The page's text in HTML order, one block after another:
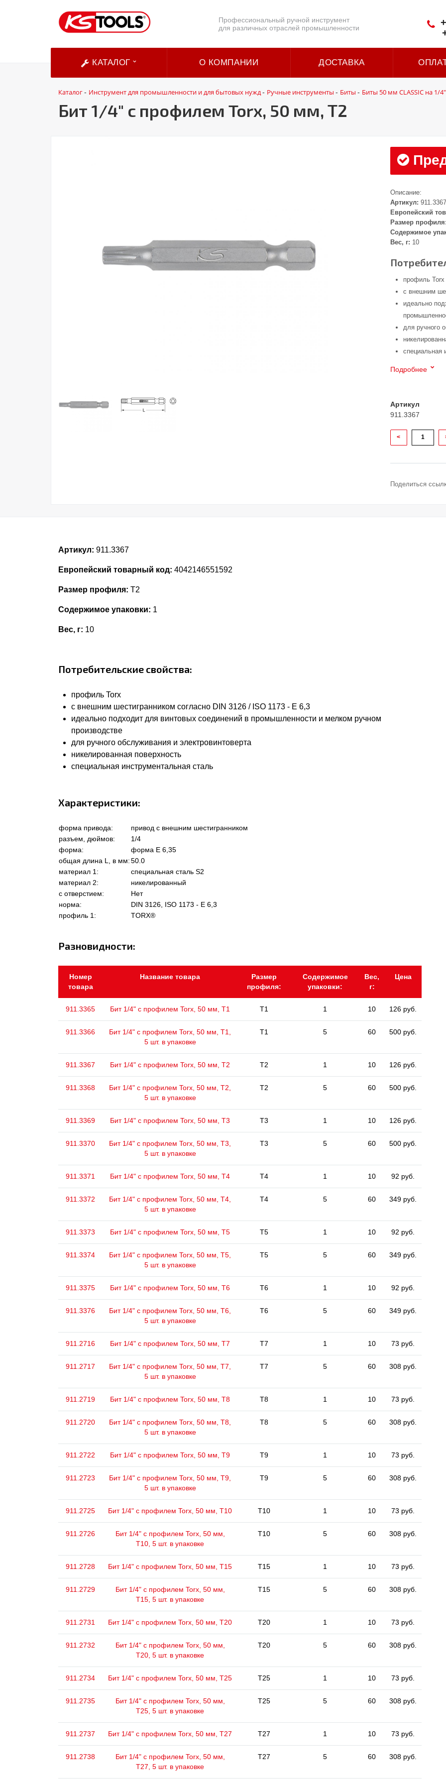
Профессиональный ручной инструмент
для различных отраслей промышленности
КАТАЛОГ О КОМПАНИИ ДОСТАВКА
Каталог- Инструмент для промышленности и для бытовых нужд- Ручные инструменты - Биты - Биты 50 мм CLASSIC на 1/4"
Бит 1/4" с профилем Torx, 50 мм, Т2
Описание:
Артикул:
Европейский
Размер
Содержимое
Вес, г: 10
профиль Torx
с внешним
идеально
для ручного
специальная
Подробнее
Артикул
911.3367
<
Поделиться
Артикул: 911.3367
Европейский товарный код: 4042146551592
Размер профиля: T2
Содержимое упаковки: 1
Вес, г: 10
Потребительские свойства:
профиль Torx
с внешним шестигранником согласно DIN 3126 / ISO 1173 - E 6,3
идеально подходит для винтовых соединений в промышленности и мелком ручном
производстве
для ручного обслуживания и электровинтоверта
никелированная поверхность
специальная инструментальная сталь
Характеристики:
форма привода:
привод с внешним шестигранником
разъем, дюймов:
1/4
форма:
форма Е 6,35
общая длина L, в мм:50.0
материал 1:
специальная сталь S2
материал 2:
никелированный
с отверстием:
Нет
норма:
DIN 3126, ISO 1173 - E 6,3
профиль 1:
TORX®
Разновидности:
Номер
товара
Название товара
Размер
профиля:
Содержимое
упаковки:
Вес,
г:
Цена
911.3365 Бит 1/4" с профилем Torx, 50 мм, Т1 T1 1 10 126 руб.
911.3366
Бит 1/4" с профилем Torx, 50 мм, Т1,
5 шт. в упаковке
T1 5 60 500 руб.
911.3367 Бит 1/4" с профилем Torx, 50 мм, Т2 T2 1 10 126 руб.
911.3368
Бит 1/4" с профилем Torx, 50 мм, Т2,
5 шт. в упаковке
T2 5 60 500 руб.
911.3369 Бит 1/4" с профилем Torx, 50 мм, Т3 T3 1 10 126 руб.
911.3370
Бит 1/4" с профилем Torx, 50 мм, Т3,
5 шт. в упаковке
T3 5 60 500 руб.
911.3371 Бит 1/4" с профилем Torx, 50 мм, Т4 T4 1 10 92 руб.
911.3372
Бит 1/4" с профилем Torx, 50 мм, Т4,
5 шт. в упаковке
T4 5 60 349 руб.
911.3373 Бит 1/4" с профилем Torx, 50 мм, Т5 T5 1 10 92 руб.
911.3374
Бит 1/4" с профилем Torx, 50 мм, Т5,
5 шт. в упаковке
T5 5 60 349 руб.
911.3375 Бит 1/4" с профилем Torx, 50 мм, Т6 T6 1 10 92 руб.
911.3376
Бит 1/4" с профилем Torx, 50 мм, Т6,
5 шт. в упаковке
T6 5 60 349 руб.
911.2716 Бит 1/4" с профилем Torx, 50 мм, Т7 T7 1 10 73 руб.
911.2717
Бит 1/4" с профилем Torx, 50 мм, Т7,
5 шт. в упаковке
T7 5 60 308 руб.
911.2719 Бит 1/4" с профилем Torx, 50 мм, Т8 T8 1 10 73 руб.
911.2720
Бит 1/4" с профилем Torx, 50 мм, Т8,
5 шт. в упаковке
T8 5 60 308 руб.
911.2722 Бит 1/4" с профилем Torx, 50 мм, Т9 T9 1 10 73 руб.
911.2723
Бит 1/4" с профилем Torx, 50 мм, Т9,
5 шт. в упаковке
T9 5 60 308 руб.
911.2725 Бит 1/4" с профилем Torx, 50 мм, Т10 T10 1 10 73 руб.
911.2726
Бит 1/4" с профилем Torx, 50 мм,
Т10, 5 шт. в упаковке
T10 5 60 308 руб.
911.2728 Бит 1/4" с профилем Torx, 50 мм, Т15 T15 1 10 73 руб.
911.2729
Бит 1/4" с профилем Torx, 50 мм,
Т15, 5 шт. в упаковке
T15 5 60 308 руб.
911.2731 Бит 1/4" с профилем Torx, 50 мм, Т20 T20 1 10 73 руб.
911.2732
Бит 1/4" с профилем Torx, 50 мм,
Т20, 5 шт. в упаковке
T20 5 60 308 руб.
911.2734 Бит 1/4" с профилем Torx, 50 мм, Т25 T25 1 10 73 руб.
911.2735
Бит 1/4" с профилем Torx, 50 мм,
Т25, 5 шт. в упаковке
T25 5 60 308 руб.
911.2737 Бит 1/4" с профилем Torx, 50 мм, Т27 T27 1 10 73 руб.
911.2738
Бит 1/4" с профилем Torx, 50 мм,
Т27, 5 шт. в упаковке
T27 5 60 308 руб.